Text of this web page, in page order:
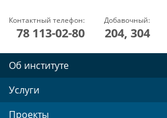
Контактный телефон:
78 113-02-80
Добавочный:
204, 304
Об институте
Услуги
Проекты